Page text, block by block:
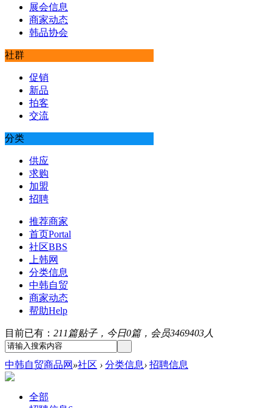
展会信息
商家动态
韩品协会
社群
促销
新品
拍客
交流
分类
供应
求购
加盟
招聘
推荐商家
首页Portal
社区BBS
上韩网
分类信息
中韩自贸
商家动态
帮助Help
目前已有： 211篇贴子，今日0篇，会员3469403人
中韩自贸商品网 »社区 › 分类信息› 招聘信息
全部